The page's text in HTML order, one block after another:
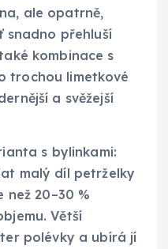
ale opatrně,
snadno přehluší
kombinace s
trochou limetkové
a svěžejší
s bylinkami:
malý díl petrželky
než 20–30 %
Větší
polévky a ubírá jí